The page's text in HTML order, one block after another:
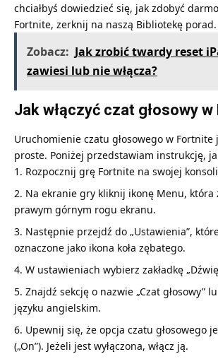
chciałbyś dowiedzieć się, jak zdobyć
Fortnite, zerknij na naszą Bibliotekę porad.
Zobacz: Jak zrobić twardy reset
zawiesi lub nie włącza?
Jak włączyć czat głosowy
Uruchomienie czatu głosowego w
proste. Poniżej przedstawiam instrukcję,
Rozpocznij grę Fortnite na swojej
Na ekranie gry kliknij ikonę Menu, która
prawym górnym rogu ekranu.
Następnie przejdź do „Ustawienia”,
oznaczone jako ikona koła zębatego.
W ustawieniach wybierz zakładkę
Znajdź sekcję o nazwie „Czat głosowy”
języku angielskim.
Upewnij się, że opcja czatu głosowego
(„On”). Jeżeli jest wyłączona, włącz ją.